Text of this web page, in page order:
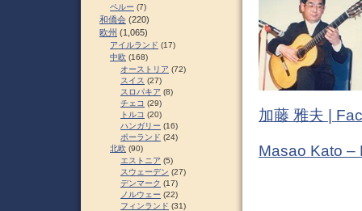
加藤 雅夫 |
Masao Kato –
ペルー (7)
和僑会 (220)
欧州 (1,065)
アイルランド (17)
中欧 (168)
オーストリア (72)
スイス (27)
スロパキア (8)
チェコ (29)
トルコ (20)
ハンガリー (16)
ポーランド (24)
北欧 (90)
エストニア (5)
スウェーデン (27)
デンマーク (17)
ノルウェー (22)
フィンランド (31)